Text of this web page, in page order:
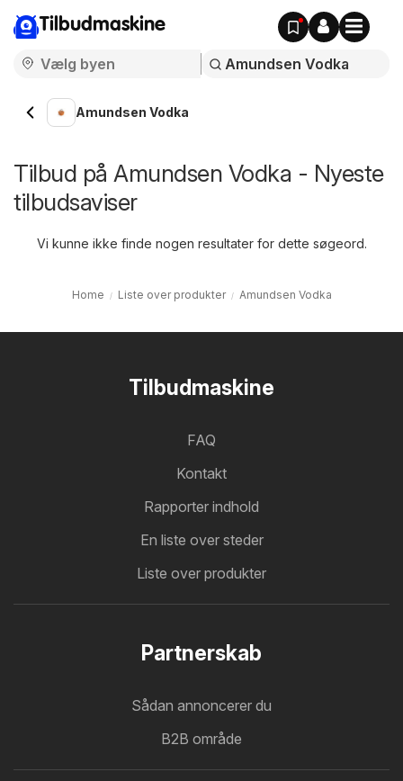
Tilbudmaskine
Amundsen Vodka
Tilbud på Amundsen Vodka - Nyeste
tilbudsaviser
Vi kunne ikke finde nogen resultater for dette søgeord.
Home Liste over produkter Amundsen Vodka
Tilbudmaskine
FAQ
Kontakt
Rapporter indhold
En liste over steder
Liste over produkter
Partnerskab
Sådan annoncerer du
B2B område